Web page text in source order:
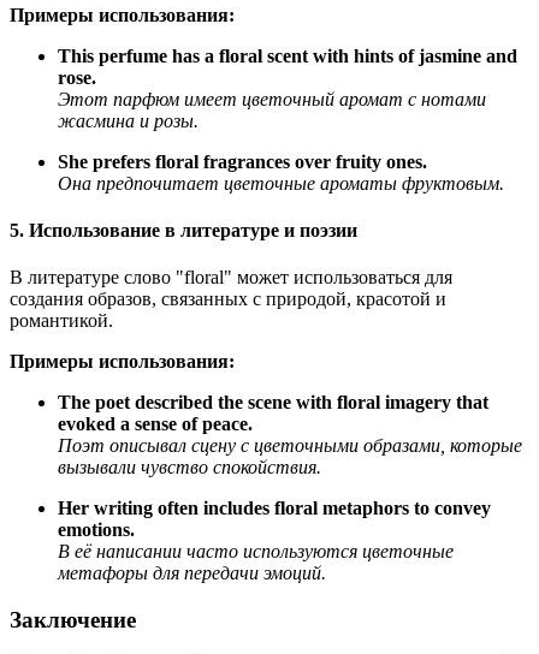
Примеры использования:
This perfume has a floral scent with hints of jasmine and
rose.
Этот парфюм имеет цветочный аромат с нотами
жасмина и розы.
She prefers floral fragrances over fruity ones.
Она предпочитает цветочные ароматы фруктовым.
5. Использование в литературе и поэзии
В литературе слово "floral" может использоваться для
создания образов, связанных с природой, красотой и
романтикой.
Примеры использования:
The poet described the scene with floral imagery that
evoked a sense of peace.
Поэт описывал сцену с цветочными образами, которые
вызывали чувство спокойствия.
Her writing often includes floral metaphors to convey
emotions.
В её написании часто используются цветочные
метафоры для передачи эмоций.
Заключение